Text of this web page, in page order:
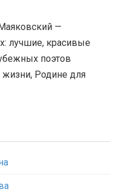
—
лучшие, красивые
поэтов
жизни, Родине для